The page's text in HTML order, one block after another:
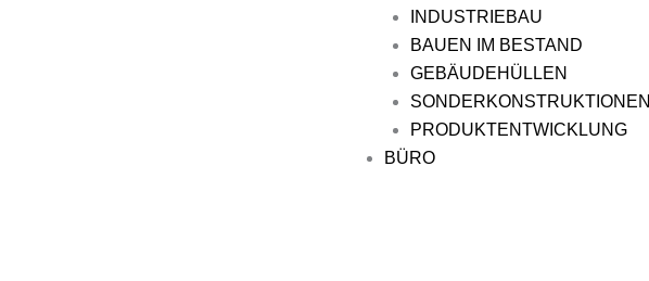
INDUSTRIEBAU
BAUEN IM BESTAND
GEBÄUDEHÜLLEN
SONDERKONSTRUKTIONEN
PRODUKTENTWICKLUNG
BÜRO